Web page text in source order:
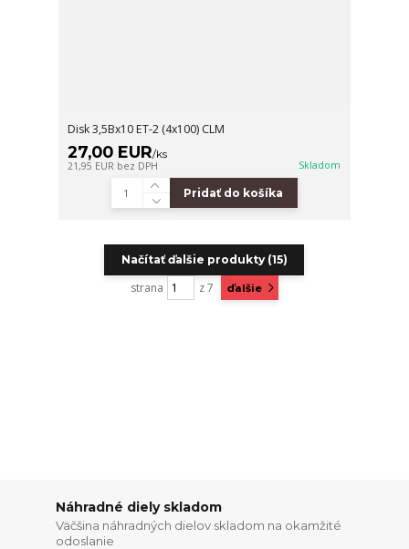
Disk 3,5Bx10 ET-2 (4x100) CLM
27,00 EUR/ks
21,95 EUR bez DPH Skladom
Pridať do košíka
Načítať ďalšie produkty (15)
strana z 7 ďalšie
Náhradné diely skladom
Väčšina náhradných dielov skladom na okamžité
odoslanie